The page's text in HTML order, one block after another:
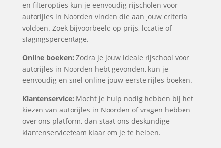
en filteropties kun je eenvoudig rijscholen voor
autorijles in Noorden vinden die aan jouw criteria
voldoen. Zoek bijvoorbeeld op prijs, locatie of
slagingspercentage.
Online boeken: Zodra je jouw ideale rijschool voor
autorijles in Noorden hebt gevonden, kun je
eenvoudig en snel online jouw eerste rijles boeken.
Klantenservice: Mocht je hulp nodig hebben bij het
kiezen van autorijles in Noorden of vragen hebben
over ons platform, dan staat ons deskundige
klantenserviceteam klaar om je te helpen.